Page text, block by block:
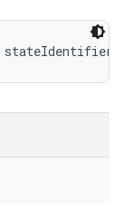
stateIdentifier)